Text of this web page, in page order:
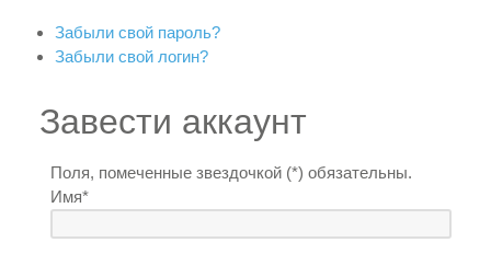
Забыли свой пароль?
Забыли свой логин?
Завести аккаунт
Поля, помеченные звездочкой (*) обязательны.
Имя*